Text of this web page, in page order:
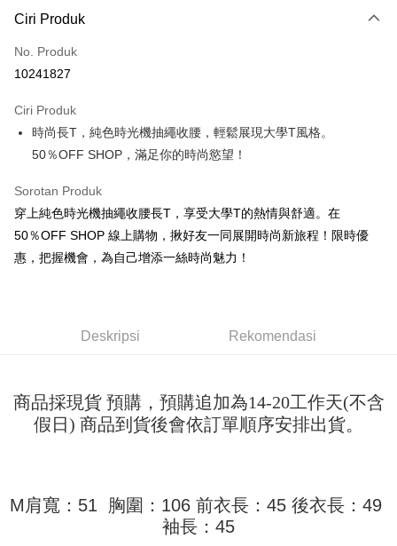
Kad Kredit (Bayaran Penuh)
Pengambilan di Kedai Serbaneka
Apple Pay
JKOPAY
Easy Wallet
Google Pay
Plus PAY
[Terma Penggunaan untuk OP Pay Later]
Jika anda memilih OP Pay Later sebagai kaedah pembayaran, sistem
akan mengarahkan anda secara automatik ke proses transaksi OP Pay
Had kredit yang diluluskan, tempoh ansuran yang tersedia, dan yuran
yang dikenakan adalah tertakluk kepada maklumat yang dinyatakan
1. Dengan memilih AFTEE sebagai kaedah pembayaran, mesej
pengesahan AFTEE akan muncul.
2. Anda boleh meneruskan pembayaran selepas pengesahan SMS.
manakala ahli aplikasi akan menerima pemberitahuan tolak aplikasi
AFTEE.
5. Tiada bayaran diperlukan apabila anda menerima produk. Sila buat
Pemindahan ATM
Ciri Produk
No. Produk
10241827
Ciri Produk
時尚長T，純色時光機抽繩收腰，輕鬆展現大學T風格。
50％OFF SHOP，滿足你的時尚慾望！
Sorotan Produk
穿上純色時光機抽繩收腰長T，享受大學T的熱情與舒適。在
50％OFF SHOP 線上購物，揪好友一同展開時尚新旅程！限時優
惠，把握機會，為自己增添一絲時尚魅力！
Deskripsi Rekomendasi
商品採現貨 預購，預購追加為14-20工作天(不含
假日) 商品到貨後會依訂單順序安排出貨。
M肩寬：51 胸圍：106 前衣長：45 後衣長：49
袖長：45